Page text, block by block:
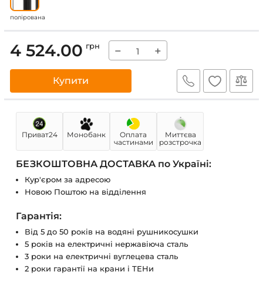
полірована
4 524.00 грн − +
Купити
Приват24 Монобанк
Оплата
частинами
Миттєва
розстрочка
БЕЗКОШТОВНА ДОСТАВКА по Україні:
Кур'єром за адресою
Новою Поштою на відділення
Гарантія:
Від 5 до 50 років на водяні рушникосушки
5 років на електричні нержавіюча сталь
3 роки на електричні вуглецева сталь
2 роки гарантії на крани і ТЕНи